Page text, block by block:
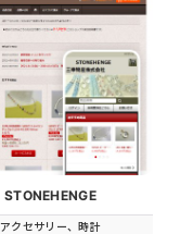
STONEHENGE
アクセサリー、時計